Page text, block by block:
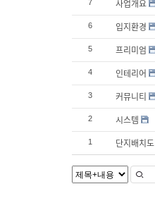
7 사업개요
6 입지환경
5 프리미엄
4 인테리어
3 커뮤니티
2 시스템
1 단지배치도